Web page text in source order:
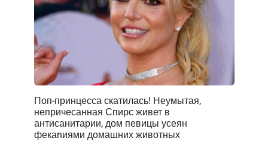
Поп-принцесса скатилась! Неумытая,
непричесанная Спирс живет в
антисанитарии, дом певицы усеян
фекаnиями домашних животных